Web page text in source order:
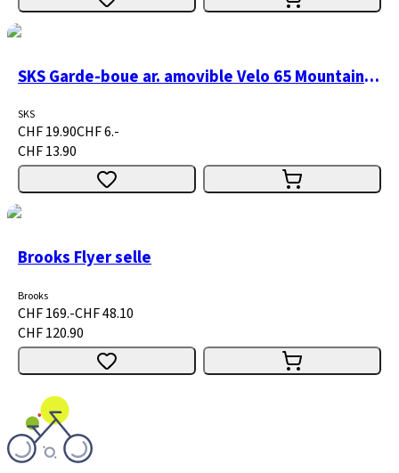
SKS Garde-boue ar. amovible Velo 65 Mountain Rear 29" noir
SKS
CHF 19.90CHF 6.-
CHF 13.90
Brooks Flyer selle
Brooks
CHF 169.-CHF 48.10
CHF 120.90